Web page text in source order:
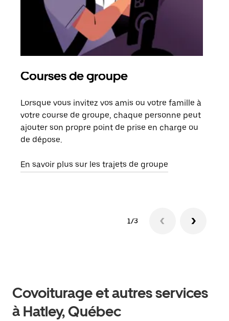
Courses de groupe
Lorsque vous invitez vos amis ou votre famille à
votre course de groupe, chaque personne peut
ajouter son propre point de prise en charge ou
de dépose.
En savoir plus sur les trajets de groupe
1/3
Covoiturage et autres services
à Hatley, Québec